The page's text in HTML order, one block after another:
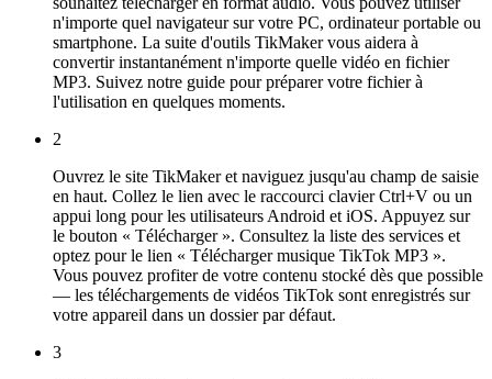
n'importe quel navigateur sur votre PC, ordinateur portable ou
smartphone. La suite d'outils TikMaker vous aidera à
convertir instantanément n'importe quelle vidéo en fichier
MP3. Suivez notre guide pour préparer votre fichier à
l'utilisation en quelques moments.
2
Ouvrez le site TikMaker et naviguez jusqu'au champ de saisie
en haut. Collez le lien avec le raccourci clavier Ctrl+V ou un
appui long pour les utilisateurs Android et iOS. Appuyez sur
le bouton « Télécharger ». Consultez la liste des services et
optez pour le lien « Télécharger musique TikTok MP3 ».
Vous pouvez profiter de votre contenu stocké dès que possible
— les téléchargements de vidéos TikTok sont enregistrés sur
votre appareil dans un dossier par défaut.
3